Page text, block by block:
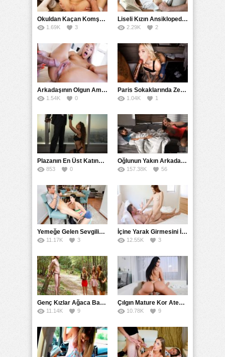
Okuldan Kaçan Komşu Kızını Bakire Sanıp Götten Sikti
1.69K 3
Liseli Kızın Ansiklopedisini Kitap Gibi Tane Tane Okudu
2.29K 2
Arkadaşının Olgun Amcasına Siktirip İçine Boşalmasını İstedi
1.54K 0
Paris Sokaklarında Zenci Yarağını Gırtlağına Kadar İndirdi
1.04K 1
Plazanın En Üst Katında Üst Seviye Köle Fantezisi Sikişi
853 0
Oğlunun Yakın Arkadaşına Yorgan Altından Sulanan Milf
157.38K 56
Yemeğe Gelen Sevgilisinin Arkadaşına Yarak Yedirdi
11.17K 3
İçine Yarak Girmesini İsteyince Kuzeninin Penisini Kullandı
12.55K 3
Genç Kızlar Ağaca Bağlayarak Tecavüz Etmek İstediler
11.14K 9
Çılgın Mature Kor Ateşiyle Misafirini Yakıp Eritti
10.78K 9